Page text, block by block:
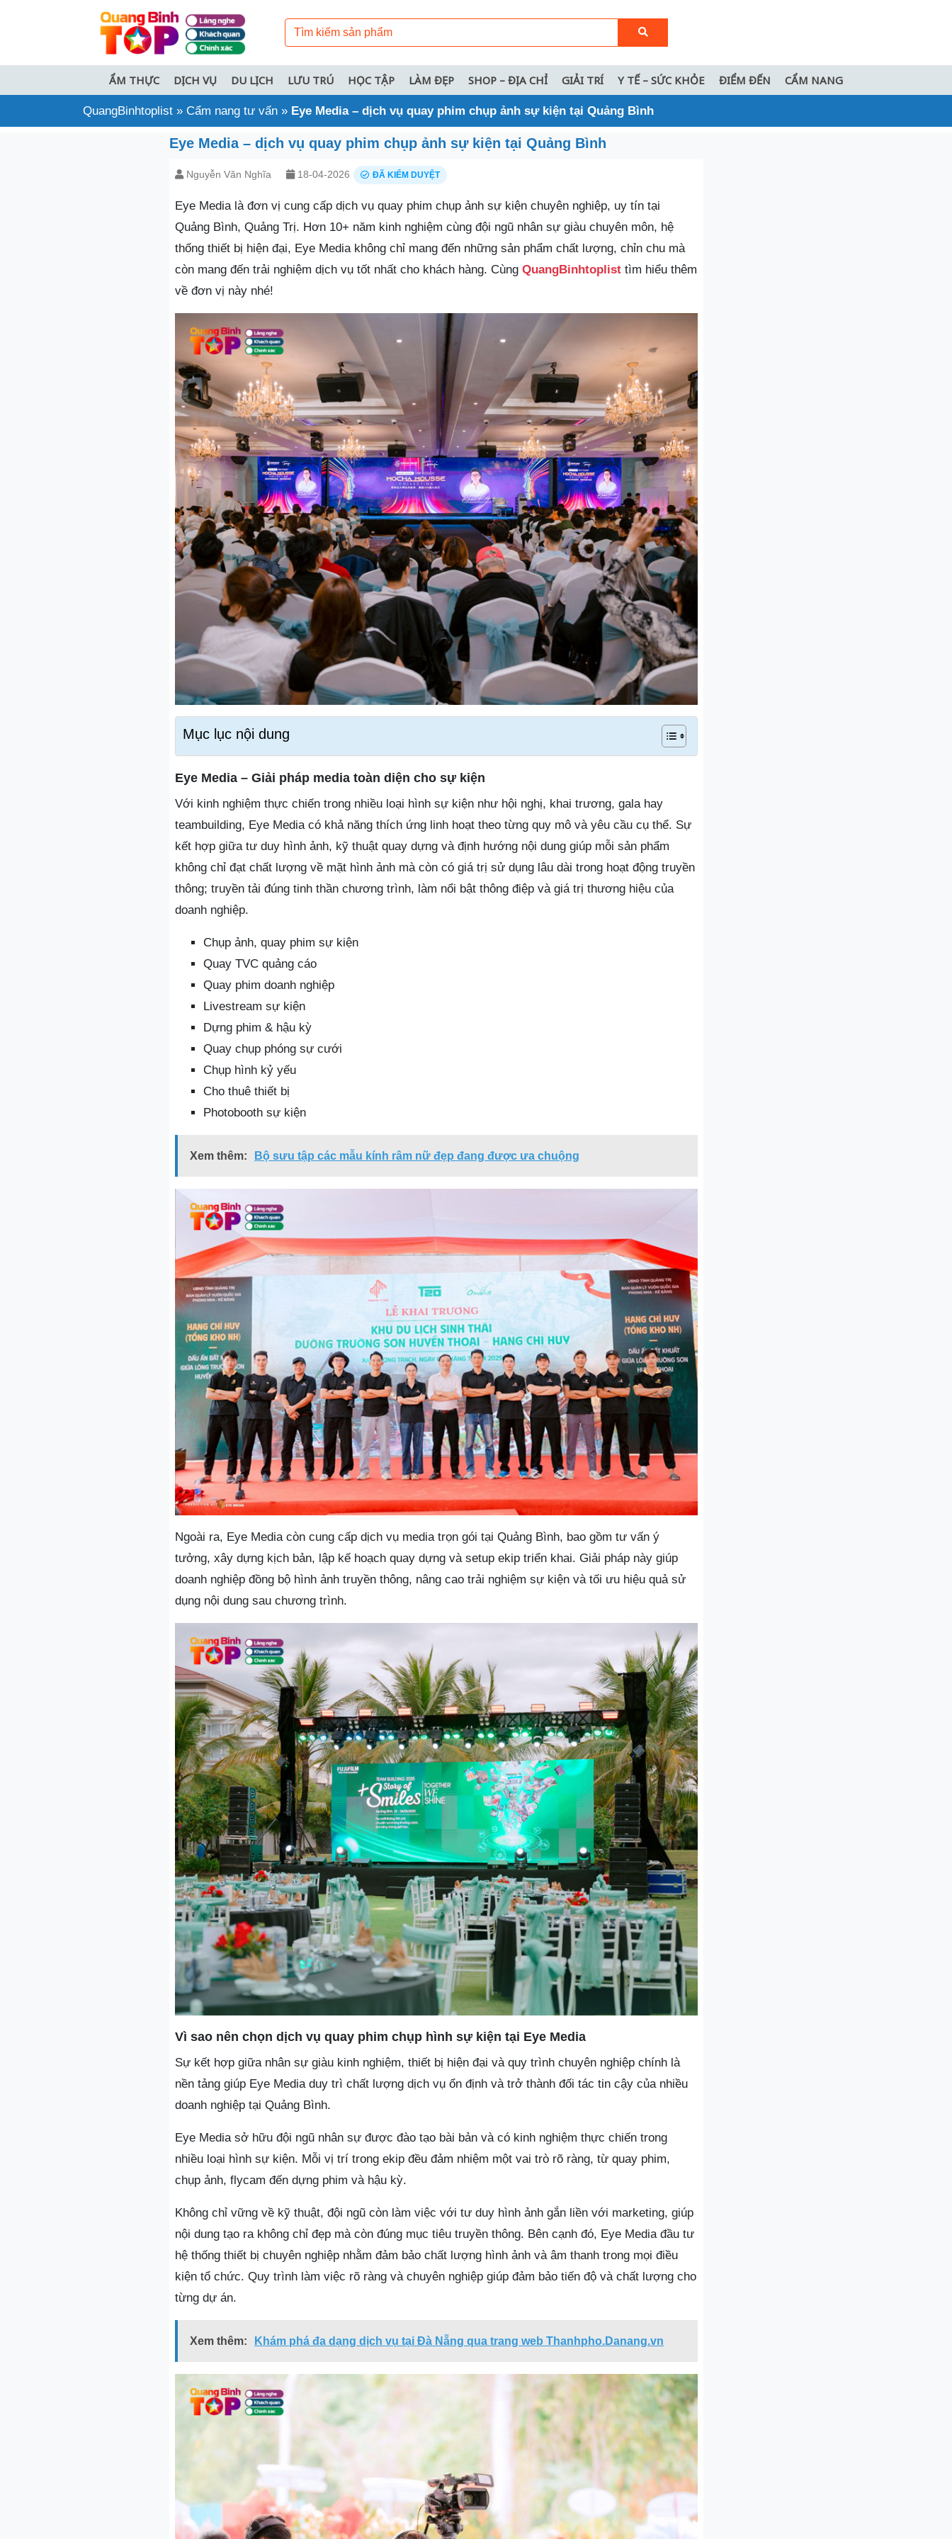
ẨM THỰC DỊCH VỤ DU LỊCH LƯU TRÚ HỌC TẬP LÀM ĐẸP SHOP – ĐỊA CHỈ GIẢI TRÍ Y TẾ – SỨC KHỎE ĐIỂM ĐẾN CẨM NANG
QuangBinhtoplist » Cẩm nang tư vấn » Eye Media – dịch vụ quay phim chụp ảnh sự kiện tại Quảng Bình
Eye Media – dịch vụ quay phim chụp ảnh sự kiện tại Quảng Bình
Nguyễn Văn Nghĩa 18-04-2026 ĐÃ KIỂM DUYỆT
Eye Media là đơn vị cung cấp dịch vụ quay phim chụp ảnh sự kiện chuyên nghiệp, uy tín tại
Quảng Bình, Quảng Trị. Hơn 10+ năm kinh nghiệm cùng đội ngũ nhân sự giàu chuyên môn, hệ
thống thiết bị hiện đại, Eye Media không chỉ mang đến những sản phẩm chất lượng, chỉn chu mà
còn mang đến trải nghiệm dịch vụ tốt nhất cho khách hàng. Cùng QuangBinhtoplist tìm hiểu thêm
về đơn vị này nhé!
Mục lục nội dung
Eye Media – Giải pháp media toàn diện cho sự kiện
Với kinh nghiệm thực chiến trong nhiều loại hình sự kiện như hội nghị, khai trương, gala hay
teambuilding, Eye Media có khả năng thích ứng linh hoạt theo từng quy mô và yêu cầu cụ thể. Sự
kết hợp giữa tư duy hình ảnh, kỹ thuật quay dựng và định hướng nội dung giúp mỗi sản phẩm
không chỉ đạt chất lượng về mặt hình ảnh mà còn có giá trị sử dụng lâu dài trong hoạt động truyền
thông; truyền tải đúng tinh thần chương trình, làm nổi bật thông điệp và giá trị thương hiệu của
doanh nghiệp.
Chụp ảnh, quay phim sự kiện
Quay TVC quảng cáo
Quay phim doanh nghiệp
Livestream sự kiện
Dựng phim & hậu kỳ
Quay chụp phóng sự cưới
Chụp hình kỷ yếu
Cho thuê thiết bị
Photobooth sự kiện
Xem thêm: Bộ sưu tập các mẫu kính râm nữ đẹp đang được ưa chuộng
Ngoài ra, Eye Media còn cung cấp dịch vụ media trọn gói tại Quảng Bình, bao gồm tư vấn ý
tưởng, xây dựng kịch bản, lập kế hoạch quay dựng và setup ekip triển khai. Giải pháp này giúp
doanh nghiệp đồng bộ hình ảnh truyền thông, nâng cao trải nghiệm sự kiện và tối ưu hiệu quả sử
dụng nội dung sau chương trình.
Vì sao nên chọn dịch vụ quay phim chụp hình sự kiện tại Eye Media
Sự kết hợp giữa nhân sự giàu kinh nghiệm, thiết bị hiện đại và quy trình chuyên nghiệp chính là
nền tảng giúp Eye Media duy trì chất lượng dịch vụ ổn định và trở thành đối tác tin cậy của nhiều
doanh nghiệp tại Quảng Bình.
Eye Media sở hữu đội ngũ nhân sự được đào tạo bài bản và có kinh nghiệm thực chiến trong
nhiều loại hình sự kiện. Mỗi vị trí trong ekip đều đảm nhiệm một vai trò rõ ràng, từ quay phim,
chụp ảnh, flycam đến dựng phim và hậu kỳ.
Không chỉ vững về kỹ thuật, đội ngũ còn làm việc với tư duy hình ảnh gắn liền với marketing, giúp
nội dung tạo ra không chỉ đẹp mà còn đúng mục tiêu truyền thông. Bên cạnh đó, Eye Media đầu tư
hệ thống thiết bị chuyên nghiệp nhằm đảm bảo chất lượng hình ảnh và âm thanh trong mọi điều
kiện tổ chức. Quy trình làm việc rõ ràng và chuyên nghiệp giúp đảm bảo tiến độ và chất lượng cho
từng dự án.
Xem thêm: Khám phá đa dạng dịch vụ tại Đà Nẵng qua trang web Thanhpho.Danang.vn